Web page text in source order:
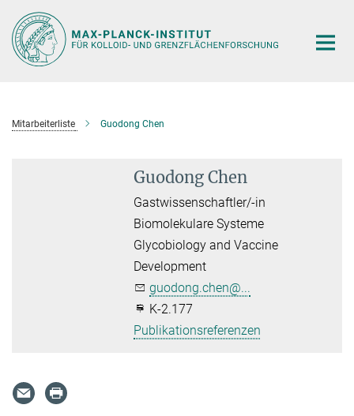
Hauptinhalt
Mitarbeiterliste Guodong Chen
Guodong Chen
Gastwissenschaftler/-in
Biomolekulare Systeme
Glycobiology and Vaccine
Development
guodong.chen@...
K-2.177
Publikationsreferenzen